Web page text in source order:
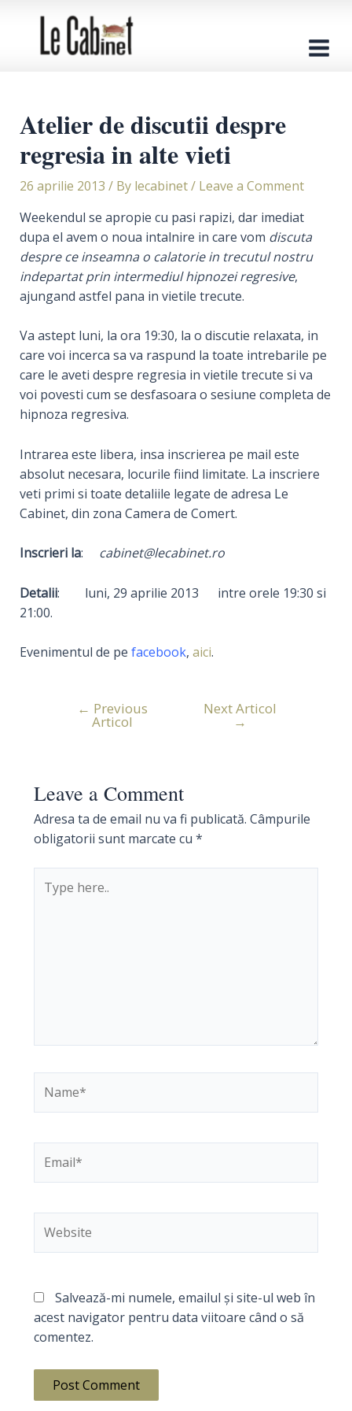
content
Main
Atelier de discutii despre
regresia in alte vieti
26 aprilie 2013 / By lecabinet/ Leave a Comment
Weekendul se apropie cu pasi rapizi, dar imediat
dupa el avem o noua intalnire in care vom discuta
despre ce inseamna o calatorie in trecutul nostru
indepartat prin intermediul hipnozei regresive,
ajungand astfel pana in vietile trecute.
Va astept luni, la ora 19:30, la o discutie relaxata, in
care voi incerca sa va raspund la toate intrebarile pe
care le aveti despre regresia in vietile trecute si va
voi povesti cum se desfasoara o sesiune completa de
hipnoza regresiva.
Intrarea este libera, insa inscrierea pe mail este
absolut necesara, locurile fiind limitate. La inscriere
veti primi si toate detaliile legate de adresa Le
Cabinet, din zona Camera de Comert.
Inscrieri la: cabinet@lecabinet.ro
Detalii: luni, 29 aprilie 2013 intre orele 19:30 si
21:00.
Evenimentul de pe facebook, aici.
Navigare
← Previous
Articol
Next Articol
→
Leave a Comment
Adresa ta de email nu va fi publicată. Câmpurile
obligatorii sunt marcate cu *
here..
Salvează-mi numele, emailul și site-ul web în
acest navigator pentru data viitoare când o să
comentez.